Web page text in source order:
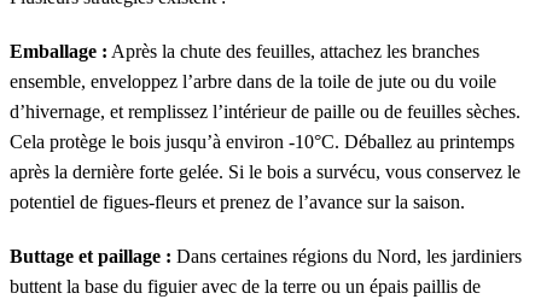
Emballage : Après la chute des feuilles, attachez les branches
ensemble, enveloppez l’arbre dans de la toile de jute ou du voile
d’hivernage, et remplissez l’intérieur de paille ou de feuilles sèches.
Cela protège le bois jusqu’à environ -10°C. Déballez au printemps
après la dernière forte gelée. Si le bois a survécu, vous conservez le
potentiel de figues-fleurs et prenez de l’avance sur la saison.
Buttage et paillage : Dans certaines régions du Nord, les jardiniers
buttent la base du figuier avec de la terre ou un épais paillis de